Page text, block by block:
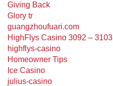
Giving Back
Glory tr
guangzhoufuari.com
HighFlys Casino 3092 – 3103
highflys-casino
Homeowner Tips
Ice Casino
julius-casino